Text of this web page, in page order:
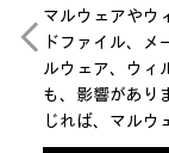
ラ
マルウェアやウ
ドファイル、
ルウェア、ウィ
も、影響があり
じれば、マルウ